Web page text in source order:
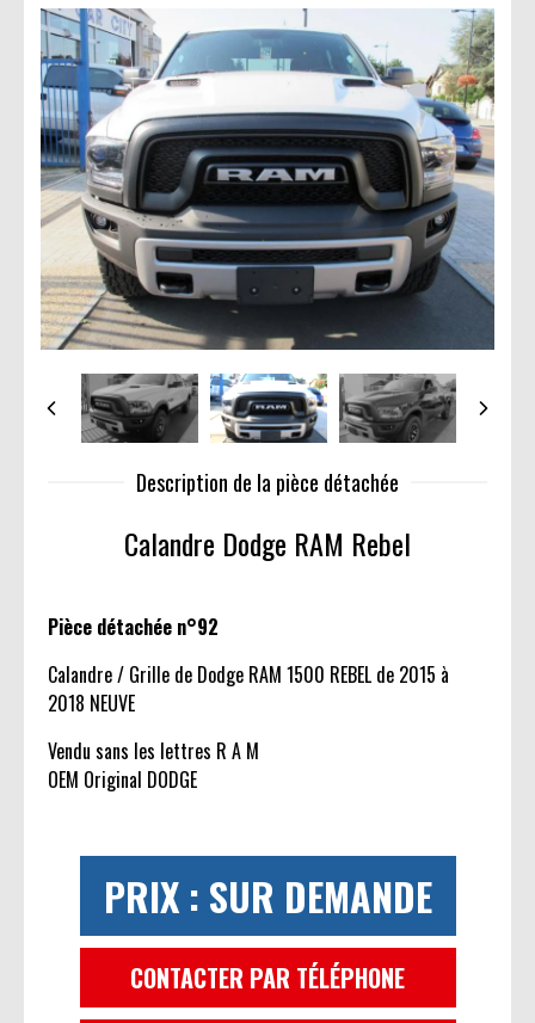
Description de la pièce détachée
Calandre Dodge RAM Rebel
Pièce détachée n°92
Calandre / Grille de Dodge RAM 1500 REBEL de 2015 à
2018 NEUVE
Vendu sans les lettres R A M
OEM Original DODGE
PRIX : SUR DEMANDE
CONTACTER PAR TÉLÉPHONE